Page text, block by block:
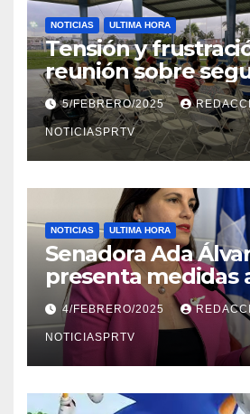
NOTICIAS ULTIMA HORA
Tensión y
reunión sobre
Reparto
5/FEBRERO/2025
NOTICIASPRTV
NOTICIAS ULTIMA HORA
Senadora Ada
presenta medidas
violencia en el
4/FEBRERO/2025
NOTICIASPRTV